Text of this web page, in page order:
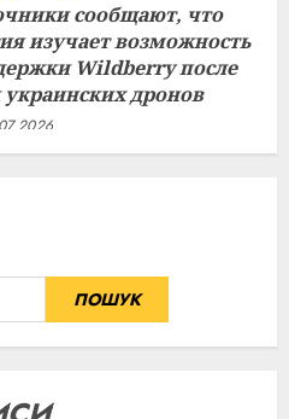
сообщают, что
изучает возможность
Wildberry после
украинских дронов
ПОШУК